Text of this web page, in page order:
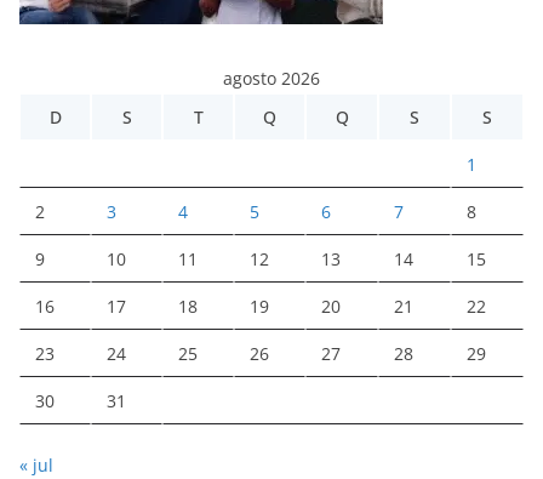
agosto 2026
D
S T Q Q S S
1
2 3 4 5 6 7 8
9 10 11 12 13 14 15
16 17 18 19 20 21 22
23 24 25 26 27 28 29
30 31
« jul